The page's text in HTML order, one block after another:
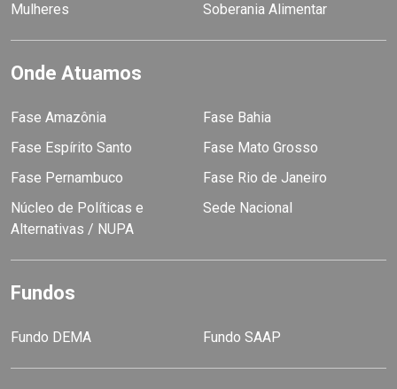
Mulheres
Soberania Alimentar
Onde Atuamos
Fase Amazônia
Fase Bahia
Fase Espírito Santo
Fase Mato Grosso
Fase Pernambuco
Fase Rio de Janeiro
Núcleo de Políticas e
Alternativas / NUPA
Sede Nacional
Fundos
Fundo DEMA Fundo SAAP